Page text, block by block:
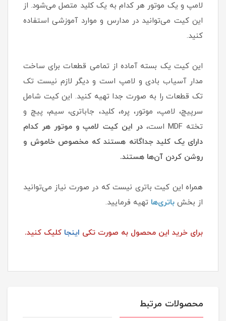
لامپ و یک موتور هر کدام به یک کلید متصل می‌شود. از
این کیت می‌توانید در مدارس و موارد آموزشی استفاده
کنید.
این کیت یک بسته آماده از تمامی قطعات برای ساخت
مدار آسیاب بادی و لامپ است و دیگر لازم نیست تک
تک قطعات را به صورت جدا تهیه کنید. این کیت شامل
سرپیچ، لامپ، موتور، پره، کلید، جاباتری، سیم، پیچ و
تخته MDF است،
در این کیت لامپ و موتور هر کدام
دارای یک کلید جداگانه هستند که مخصوص خاموش و
روشن کردن آن‌ها هستند.
همراه این کیت باتری نیست که در صورت نیاز می‌توانید
از بخش باتری‌ها تهیه فرمایید.
برای خرید این محصول به صورت تکی اینجا کلیک کنید.
محصولات مرتبط